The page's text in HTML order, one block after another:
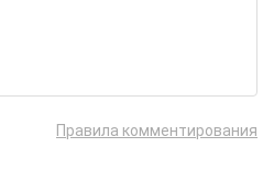
Правила комментирования